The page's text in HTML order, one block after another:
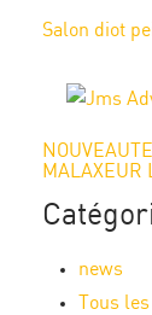
Salon diot
MALAXEUR
news
Tous